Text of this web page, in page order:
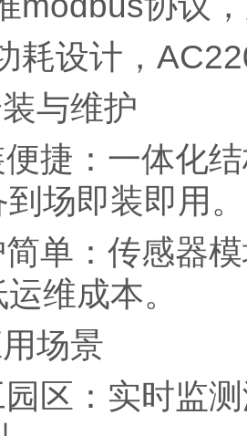
耗设计，
与维护
捷：一体化
场即装即用。
单：传感器
维成本。
场景
区：实时监